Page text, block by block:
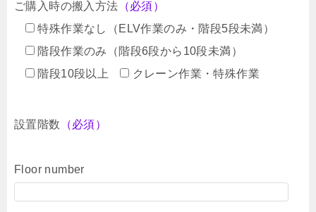
ご購入時の搬入方法 （必須）
特殊作業なし（ELV作業のみ・階段5段未満）
階段作業のみ（階段6段から10段未満）
階段10段以上
クレーン作業・特殊作業
設置階数 （必須）
Floor number